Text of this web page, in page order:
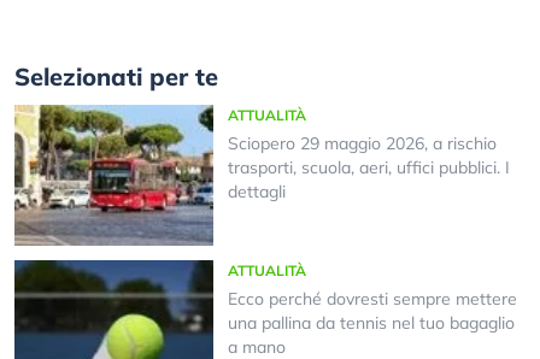
Selezionati per te
ATTUALITÀ
Sciopero 29 maggio 2026, a rischio
trasporti, scuola, aeri, uffici pubblici. I
dettagli
ATTUALITÀ
Ecco perché dovresti sempre mettere
una pallina da tennis nel tuo bagaglio
a mano